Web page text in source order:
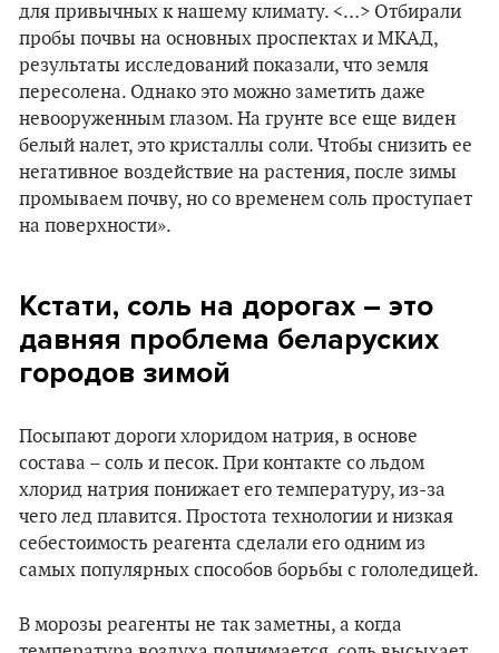
для привычных к нашему климату. <…> Отбирали
пробы почвы на основных проспектах и МКАД,
результаты исследований показали, что земля
пересолена. Однако это можно заметить даже
невооруженным глазом. На грунте все еще виден
белый налет, это кристаллы соли. Чтобы снизить ее
негативное воздействие на растения, после зимы
промываем почву, но со временем соль проступает
на поверхности».
Кстати, соль на дорогах – это
давняя проблема беларуских
городов зимой
Посыпают дороги хлоридом натрия, в основе
состава – соль и песок. При контакте со льдом
хлорид натрия понижает его температуру, из-за
чего лед плавится. Простота технологии и низкая
себестоимость реагента сделали его одним из
самых популярных способов борьбы с гололедицей.
В морозы реагенты не так заметны, а когда